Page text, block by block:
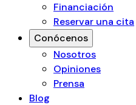
Financiación
Reservar una cita
Conócenos
Nosotros
Opiniones
Prensa
Blog